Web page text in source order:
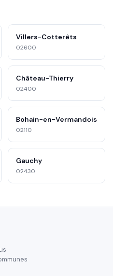
Villers-Cotterêts
02600
Château-Thierry
02400
Bohain-en-Vermandois
02110
Gauchy
02430